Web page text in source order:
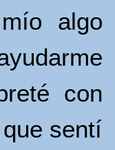
algo
con
sentí